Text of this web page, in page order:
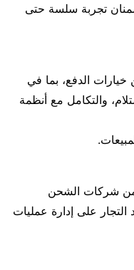
تجربة سلسة حتى
الدفع، بما في
والتكامل مع أنظمة
من شركات الشحن
التجار على إدارة عمليات